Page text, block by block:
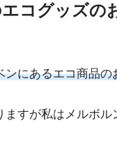
コグッズ
ンにあるエコ商品の
ますが私はメルボ